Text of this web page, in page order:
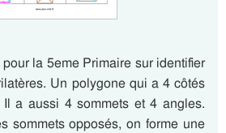
la 5eme Primaire sur identifier
Un polygone qui a 4 côtés
a aussi 4 sommets et 4 angles.
sommets opposés, on forme une